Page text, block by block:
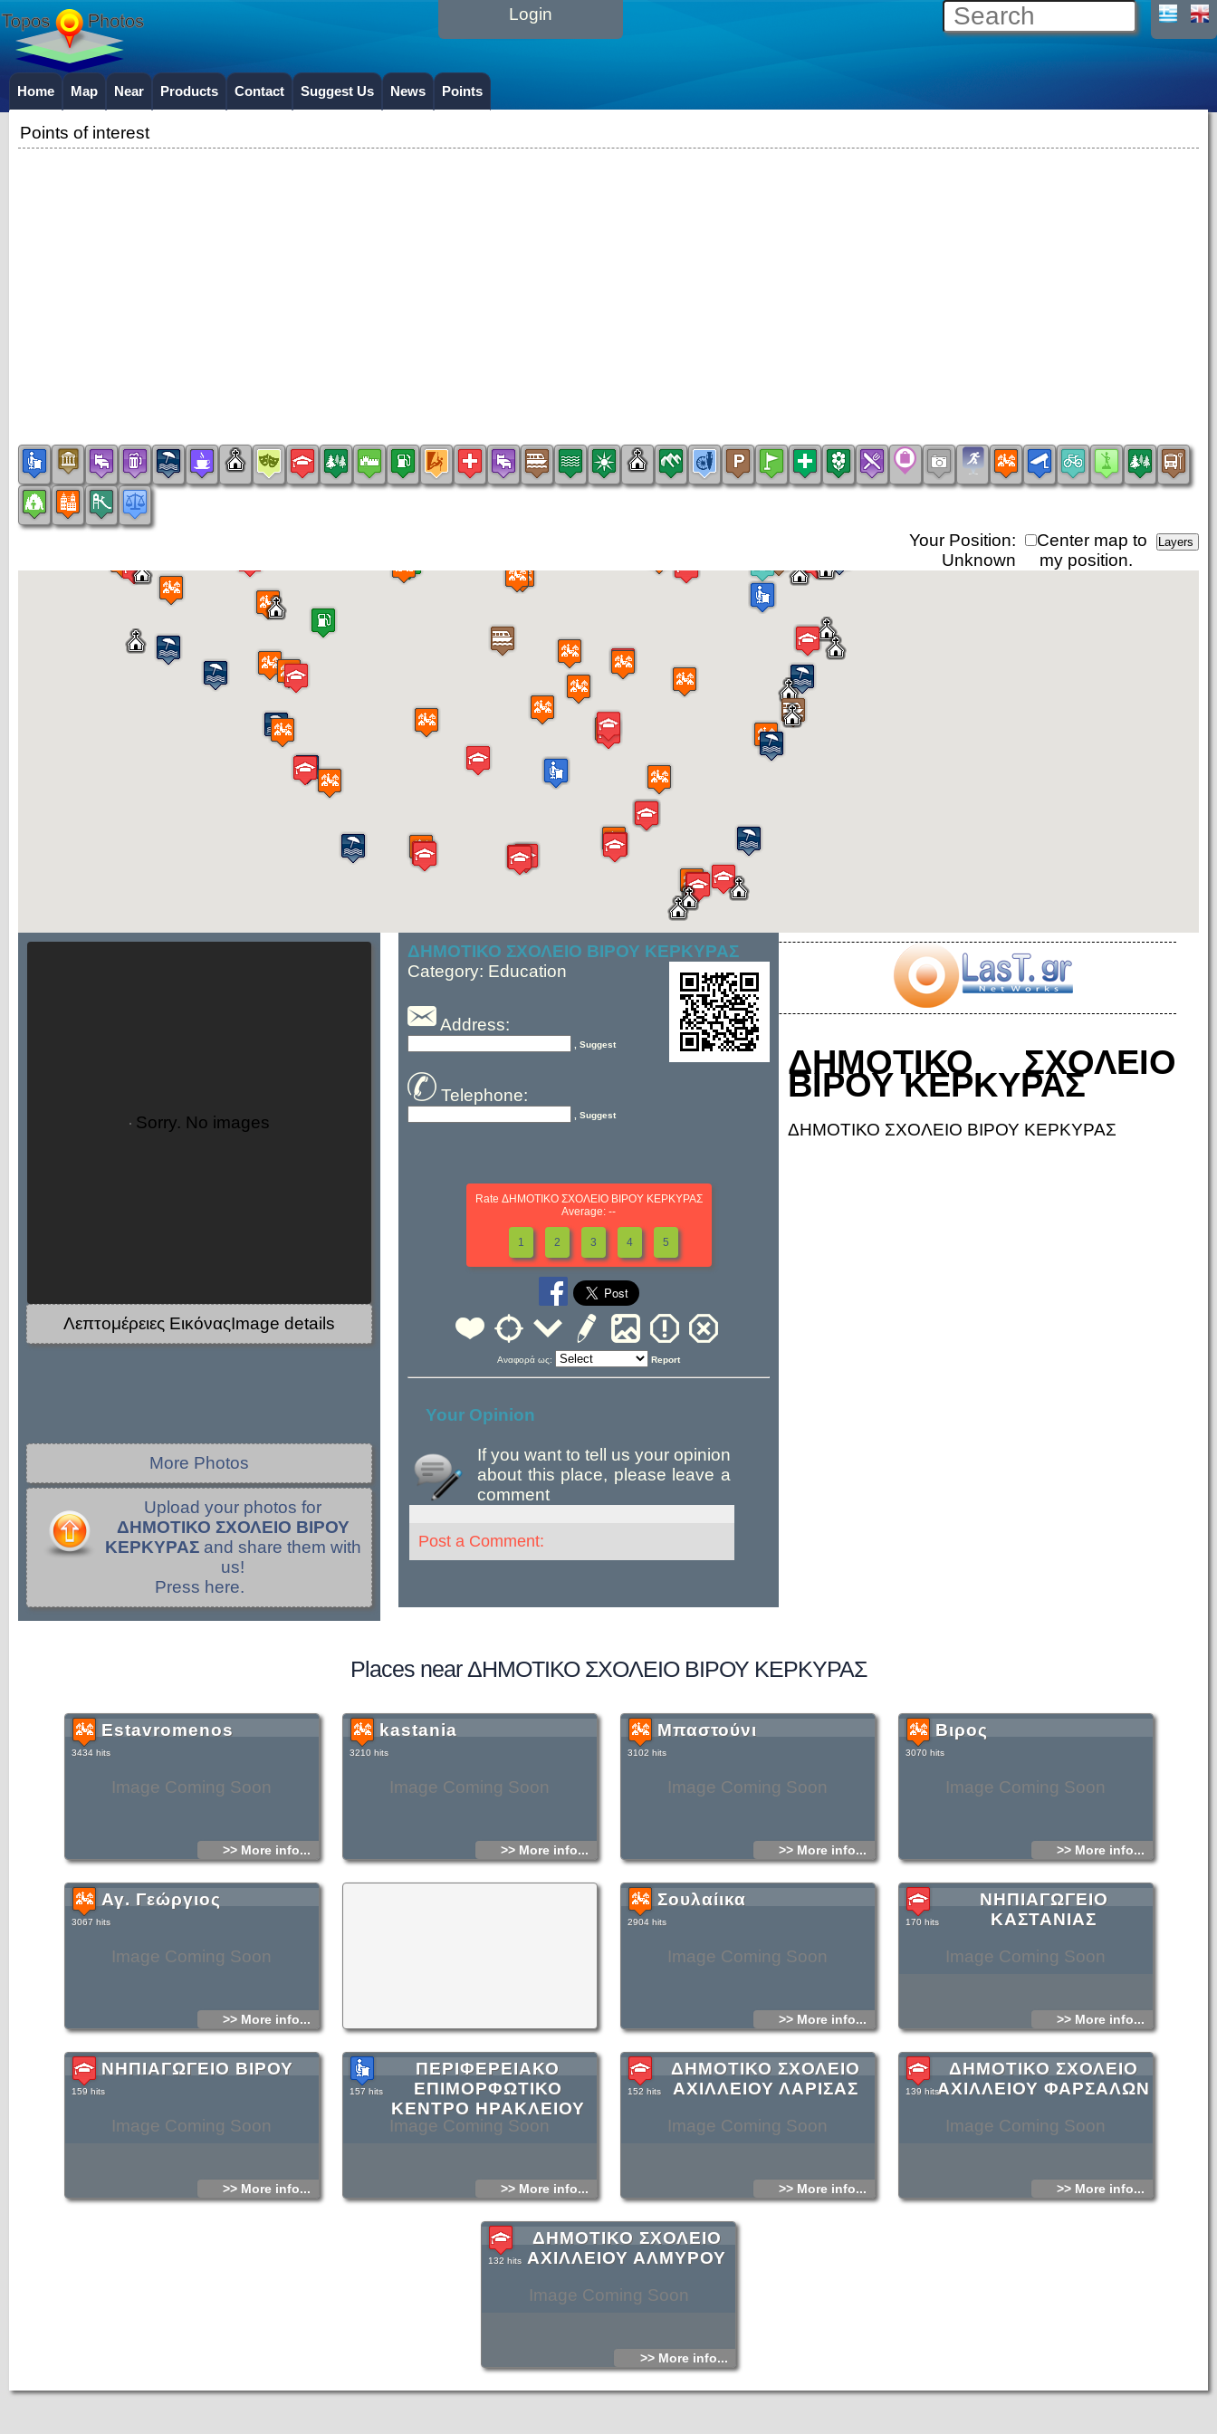
Login
Home Map Near Products Contact Suggest Us News Points
Points of interest
Center map to
my position.
Your Position:
Unknown
Sorry. No images
Λεπτομέρειες ΕικόναςImage details
More Photos
Upload your photos for
ΔΗΜΟΤΙΚΟ ΣΧΟΛΕΙΟ ΒΙΡΟΥ
ΚΕΡΚΥΡΑΣand share them with
us!
Press here.
ΔΗΜΟΤΙΚΟ ΣΧΟΛΕΙΟ ΒΙΡΟΥ ΚΕΡΚΥΡΑΣ
Category: Education
Address:
, Suggest
Telephone:
, Suggest
Rate ΔΗΜΟΤΙΚΟ ΣΧΟΛΕΙΟ ΒΙΡΟΥ ΚΕΡΚΥΡΑΣ
Average: --
1 2 3 4 5
Αναφορά ως: Report
Your Opinion
If you want to tell us your opinion
about this place, please leave a
comment
Post a Comment:
ΔΗΜΟΤΙΚΟ ΣΧΟΛΕΙΟ
ΒΙΡΟΥ ΚΕΡΚΥΡΑΣ
ΔΗΜΟΤΙΚΟ ΣΧΟΛΕΙΟ ΒΙΡΟΥ ΚΕΡΚΥΡΑΣ
Places near ΔΗΜΟΤΙΚΟ ΣΧΟΛΕΙΟ ΒΙΡΟΥ ΚΕΡΚΥΡΑΣ
Image Coming Soon
Estavromenos
3434 hits
>> More info...
Image Coming Soon
kastania
3210 hits
>> More info...
Image Coming Soon
Μπαστούνι
3102 hits
>> More info...
Image Coming Soon
Βιρος
3070 hits
>> More info...
Image Coming Soon
Αγ. Γεώργιος
3067 hits
>> More info...
Image Coming Soon
Σουλαίικα
2904 hits
>> More info...
Image Coming Soon
ΝΗΠΙΑΓΩΓΕΙΟ
ΚΑΣΤΑΝΙΑΣ
170 hits
>> More info...
Image Coming Soon
ΝΗΠΙΑΓΩΓΕΙΟ ΒΙΡΟΥ
159 hits
>> More info...
Image Coming Soon
ΠΕΡΙΦΕΡΕΙΑΚΟ
ΕΠΙΜΟΡΦΩΤΙΚΟ
ΚΕΝΤΡΟ ΗΡΑΚΛΕΙΟΥ
157 hits
>> More info...
Image Coming Soon
ΔΗΜΟΤΙΚΟ ΣΧΟΛΕΙΟ
ΑΧΙΛΛΕΙΟΥ ΛΑΡΙΣΑΣ
152 hits
>> More info...
Image Coming Soon
ΔΗΜΟΤΙΚΟ ΣΧΟΛΕΙΟ
ΑΧΙΛΛΕΙΟΥ ΦΑΡΣΑΛΩΝ
139 hits
>> More info...
Image Coming Soon
ΔΗΜΟΤΙΚΟ ΣΧΟΛΕΙΟ
ΑΧΙΛΛΕΙΟΥ ΑΛΜΥΡΟΥ
132 hits
>> More info...